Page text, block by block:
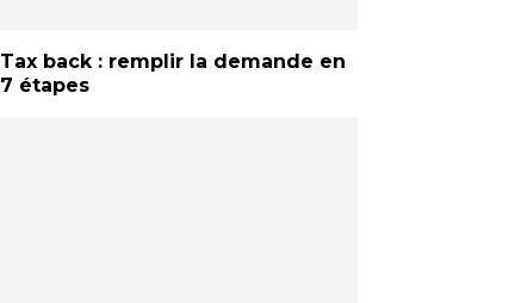
Tax back : remplir la demande en
7 étapes